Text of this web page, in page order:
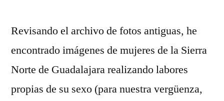
Revisando el archivo de fotos antiguas, he
encontrado imágenes de mujeres de la Sierra
Norte de Guadalajara realizando labores
propias de su sexo (para nuestra vergüenza,